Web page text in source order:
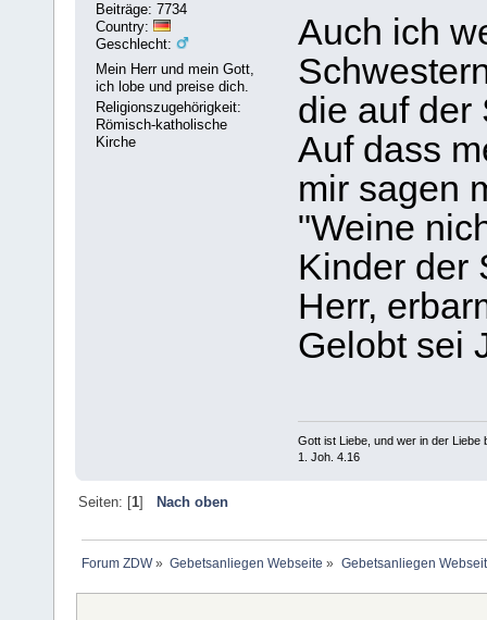
Beiträge: 7734
Country:
Geschlecht:
Mein Herr und mein Gott,
ich lobe und preise dich.
Religionszugehörigkeit:
Römisch-katholische
Kirche
Auch ich
die auf der
Auf dass
mir sagen
"Weine
Kinder der
Herr,
Gelobt sei
Gott ist Liebe, und wer in der Liebe
1. Joh. 4.16
Seiten: [1] Nach oben
Forum ZDW» Gebetsanliegen Webseite » Gebetsanliegen